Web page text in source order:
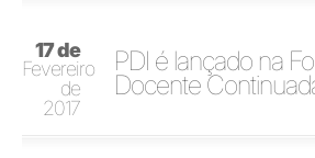
17 de
Fevereiro
de
2017
PDI é lançado na
Docente